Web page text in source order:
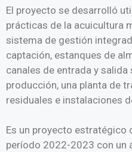
El proyecto se desarrolló
prácticas de la acuicultura
sistema de gestión
captación, estanques de
canales de entrada y
producción, una planta de
residuales e instalaciones
Es un proyecto estratégico
período 2022-2023 con un